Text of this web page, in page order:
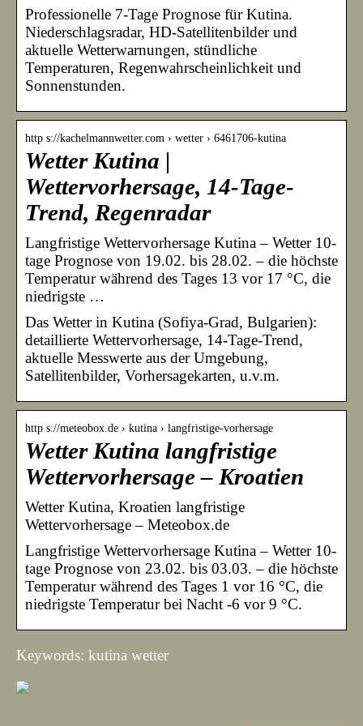
Professionelle 7-Tage Prognose für Kutina.
Niederschlagsradar, HD-Satellitenbilder und
aktuelle Wetterwarnungen, stündliche
Temperaturen, Regenwahrscheinlichkeit und
Sonnenstunden.
http s://kachelmannwetter.com › wetter › 6461706-kutina
Wetter Kutina |
Wettervorhersage, 14-Tage-
Trend, Regenradar
Langfristige Wettervorhersage Kutina – Wetter 10-
tage Prognose von 19.02. bis 28.02. – die höchste
Temperatur während des Tages 13 vor 17 °C, die
niedrigste …
Das Wetter in Kutina (Sofiya-Grad, Bulgarien):
detaillierte Wettervorhersage, 14-Tage-Trend,
aktuelle Messwerte aus der Umgebung,
Satellitenbilder, Vorhersagekarten, u.v.m.
http s://meteobox.de › kutina › langfristige-vorhersage
Wetter Kutina langfristige
Wettervorhersage – Kroatien
Wetter Kutina, Kroatien langfristige
Wettervorhersage – Meteobox.de
Langfristige Wettervorhersage Kutina – Wetter 10-
tage Prognose von 23.02. bis 03.03. – die höchste
Temperatur während des Tages 1 vor 16 °C, die
niedrigste Temperatur bei Nacht -6 vor 9 °C.
Keywords: kutina wetter